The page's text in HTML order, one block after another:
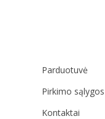
Parduotuvė
Pirkimo sąlygos
Kontaktai